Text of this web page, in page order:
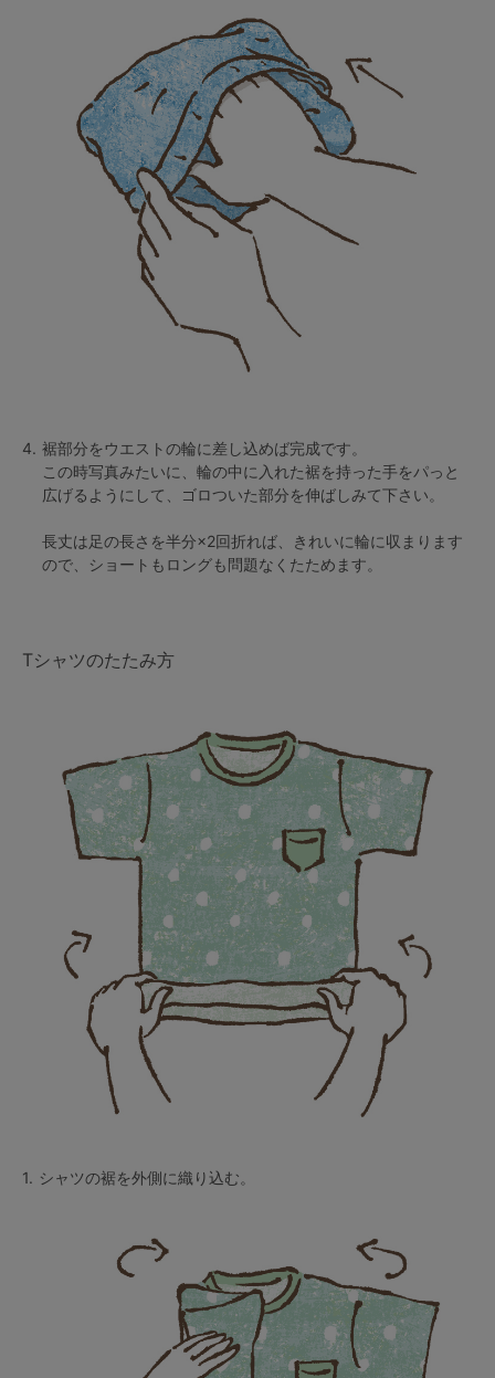
4. 裾部分をウエストの輪に差し込めば完成です。
この時写真みたいに、輪の中に入れた裾を持った手をパっと
広げるようにして、ゴロついた部分を伸ばしみて下さい。
長丈は足の長さを半分×2回折れば、きれいに輪に収まります
ので、ショートもロングも問題なくたためます。
Tシャツのたたみ方
1. シャツの裾を外側に織り込む。